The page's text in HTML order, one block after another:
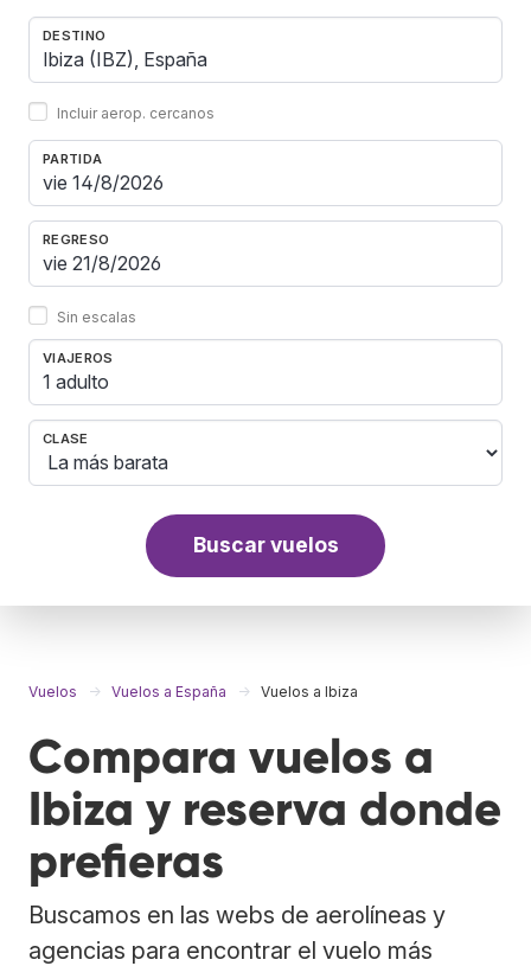
DESTINO
Incluir aerop. cercanos
PARTIDA
REGRESO
Sin escalas
VIAJEROS
1 adulto
CLASE
Buscar vuelos
Vuelos Vuelos a España Vuelos a Ibiza
Compara vuelos a
Ibiza y reserva donde
prefieras
Buscamos en las webs de aerolíneas y
agencias para encontrar el vuelo más